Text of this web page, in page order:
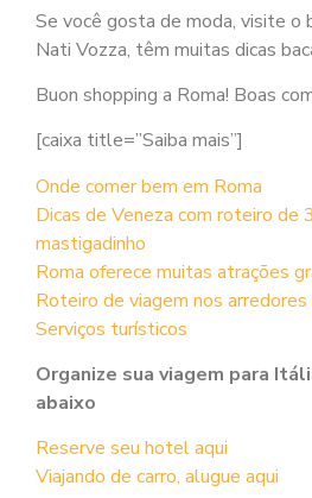
Se você gosta de moda, visite o
Nati Vozza, têm muitas dicas
Buon shopping a Roma! Boas
[caixa title=”Saiba mais”]
Onde comer bem em Roma
Dicas de Veneza com roteiro de
mastigadinho
Roma oferece muitas atrações
Roteiro de viagem nos arredores
Serviços turísticos
Organize sua viagem para
abaixo
Reserve seu hotel aqui
Viajando de carro, alugue aqui